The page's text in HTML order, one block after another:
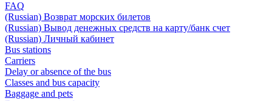
FAQ
(Russian) Возврат морских билетов
(Russian) Вывод денежных средств на карту/банк счет
(Russian) Личный кабинет
Bus stations
Carriers
Delay or absence of the bus
Classes and bus capacity
Baggage and pets